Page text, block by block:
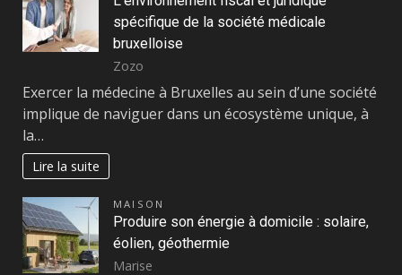
spécifique de la société médicale
bruxelloise
Zozo
Exercer la médecine à Bruxelles au sein d’une société
implique de naviguer dans un écosystème unique, à
la…
Lire la suite
MAISON
Produire son énergie à domicile : solaire,
éolien, géothermie
Marise